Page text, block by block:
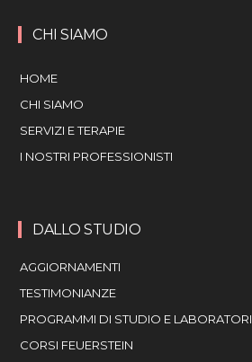
CHI SIAMO
HOME
CHI SIAMO
SERVIZI E TERAPIE
I NOSTRI PROFESSIONISTI
DALLO STUDIO
AGGIORNAMENTI
TESTIMONIANZE
PROGRAMMI DI STUDIO E LABORATORI
CORSI FEUERSTEIN